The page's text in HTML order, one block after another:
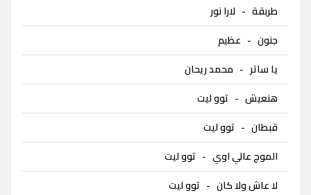
طربقة - لارا نور
جنون - عظيم
يا ساتر - محمد ريحان
هنعيش - توو ليت
قبطان - توو ليت
الموج عالي اوي - توو ليت
لا عاش ولا كان - توو ليت